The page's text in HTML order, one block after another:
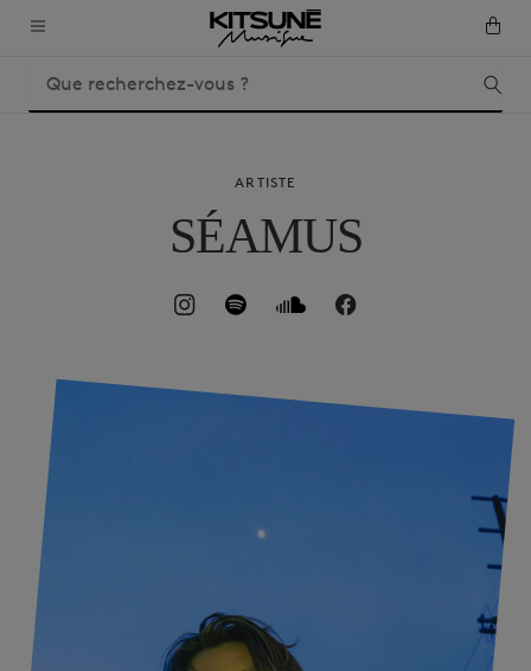
ARTISTE
SÉAMUS